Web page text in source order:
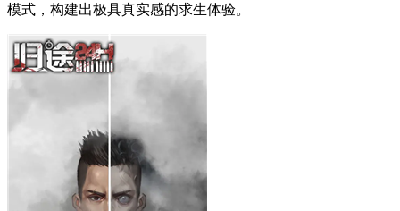
模式，构建出极具真实感的求生体验。